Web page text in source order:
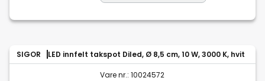
SIGOR LED innfelt takspot Diled, Ø 8,5 cm, 10 W, 3000 K, hvit
Vare nr.: 10024572